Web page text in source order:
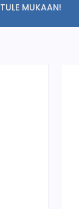
TULE MUKAAN!